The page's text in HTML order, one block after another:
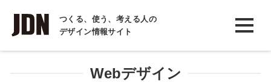
つくる、使う、考える人の
デザイン情報サイト
INTERVIEW
インタビュー
REPORTWebデザイン